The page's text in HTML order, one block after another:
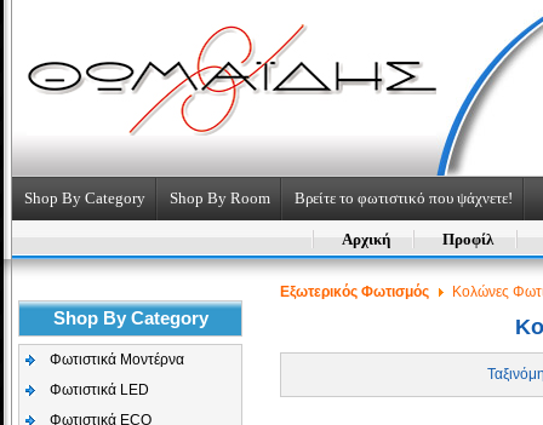
Shop By Category Shop By Room Βρείτε το φωτιστικό που ψάχνετε!
Αρχική Προφίλ
Shop By Category
Φωτιστικά Μοντέρνα
Φωτιστικά LED
Φωτιστικά ECO
Εξωτερικός Φωτισμός Κολώνες